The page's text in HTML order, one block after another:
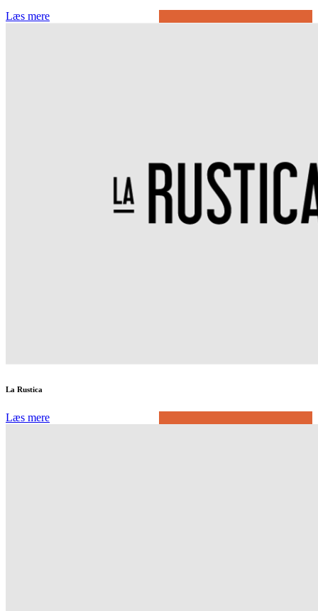
Læs mere
La Rustica
Læs mere